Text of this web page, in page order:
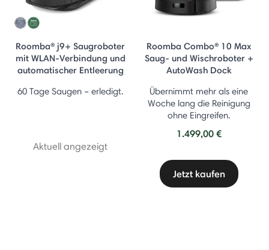
Roomba® j9+ Saugroboter
mit WLAN-Verbindung und
automatischer Entleerung
60 Tage Saugen – erledigt.
Aktuell angezeigt
Roomba Combo® 10 Max
Saug- und Wischroboter +
AutoWash Dock
Übernimmt mehr als eine
Woche lang die Reinigung
ohne Eingreifen.
1.499,00 €
Jetzt kaufen